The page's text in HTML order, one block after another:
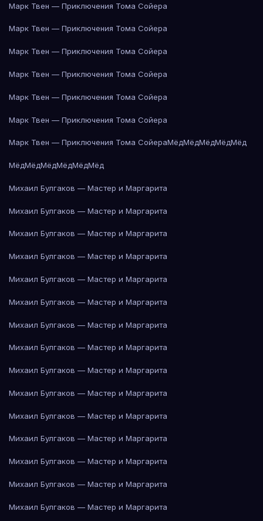
Марк Твен — Приключения Тома Сойера
Марк Твен — Приключения Тома Сойера
Марк Твен — Приключения Тома Сойера
Марк Твен — Приключения Тома Сойера
Марк Твен — Приключения Тома Сойера
Марк Твен — Приключения Тома Сойера
Марк Твен — Приключения Тома СойераМёдМёдМёдМёдМёд
МёдМёдМёдМёдМёдМёд
Михаил Булгаков — Мастер и Маргарита
Михаил Булгаков — Мастер и Маргарита
Михаил Булгаков — Мастер и Маргарита
Михаил Булгаков — Мастер и Маргарита
Михаил Булгаков — Мастер и Маргарита
Михаил Булгаков — Мастер и Маргарита
Михаил Булгаков — Мастер и Маргарита
Михаил Булгаков — Мастер и Маргарита
Михаил Булгаков — Мастер и Маргарита
Михаил Булгаков — Мастер и Маргарита
Михаил Булгаков — Мастер и Маргарита
Михаил Булгаков — Мастер и Маргарита
Михаил Булгаков — Мастер и Маргарита
Михаил Булгаков — Мастер и Маргарита
Михаил Булгаков — Мастер и Маргарита